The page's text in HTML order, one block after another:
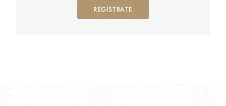
REGÍSTRATE